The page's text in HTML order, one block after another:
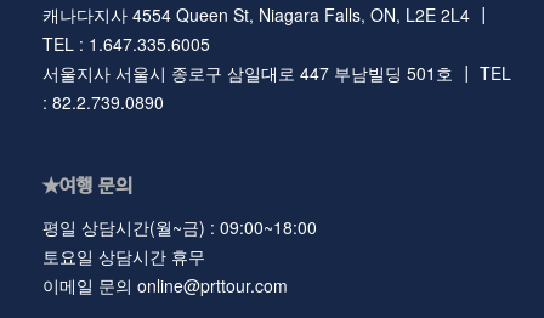
캐나다지사 4554 Queen St, Niagara Falls, ON, L2E 2L4 ┃
TEL : 1.647.335.6005
서울지사 서울시 종로구 삼일대로 447 부남빌딩 501호 ┃ TEL
: 82.2.739.0890
★여행 문의
평일 상담시간(월~금) : 09:00~18:00
토요일 상담시간 휴무
이메일 문의 online@prttour.com